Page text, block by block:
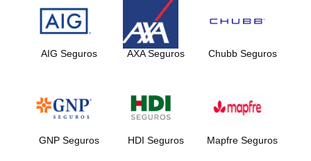
AIG Seguros AXA Seguros Chubb Seguros
GNP Seguros HDI Seguros Mapfre Seguros